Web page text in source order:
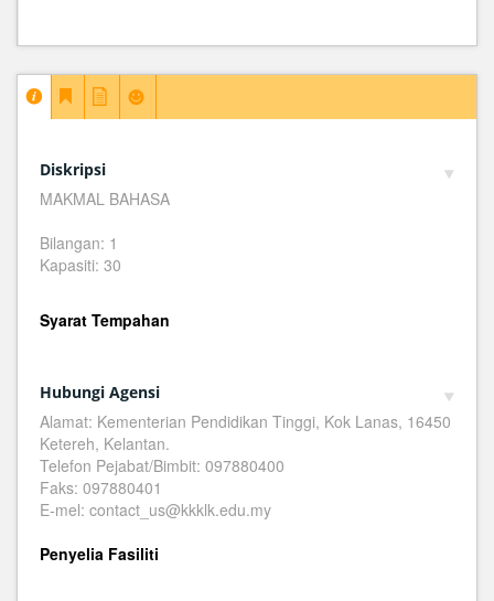
Diskripsi
MAKMAL BAHASA
Bilangan: 1
Kapasiti: 30
Syarat Tempahan
Hubungi Agensi
Alamat: Kementerian Pendidikan Tinggi, Kok Lanas, 16450
Ketereh, Kelantan.
Telefon Pejabat/Bimbit: 097880400
Faks: 097880401
E-mel: contact_us@kkklk.edu.my
Penyelia Fasiliti